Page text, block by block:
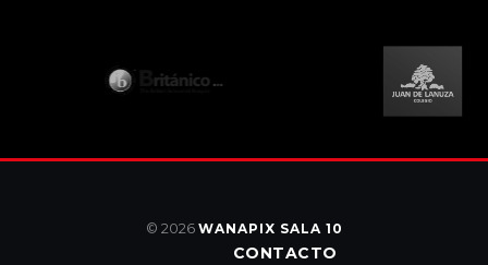
© 2026 WANAPIX SALA 10
CONTACTO